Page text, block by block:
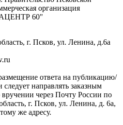
организация
60"
г. Псков, ул. Ленина, д.6а
ответа на публикацию/
направлять заказным
через Почту России по
г. Псков, ул. Ленина, д. 6а,
же адресу.